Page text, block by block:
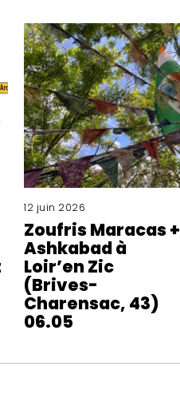
12 juin 2026
Zoufris Maracas +
Ashkabad à
Loir’en Zic
(Brives-
Charensac, 43)
06.05